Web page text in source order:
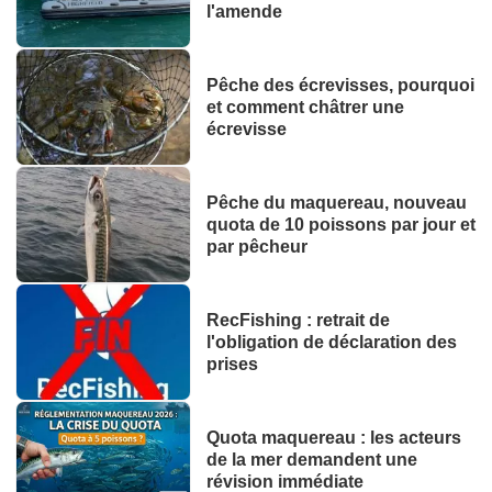
l'amende
Pêche des écrevisses, pourquoi
et comment châtrer une
écrevisse
Pêche du maquereau, nouveau
quota de 10 poissons par jour et
par pêcheur
RecFishing : retrait de
l'obligation de déclaration des
prises
Quota maquereau : les acteurs
de la mer demandent une
révision immédiate